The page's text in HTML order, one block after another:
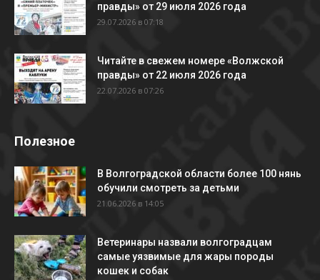
правды» от 29 июля 2026 года
29.07.2026 в 07:18
Читайте в свежем номере «Волжской
правды» от 22 июля 2026 года
22.07.2026 в 07:26
Полезное
В Волгоградской области более 100 нянь
обучили смотреть за детьми
21.06.2026 в 14:05
Ветеринары назвали волгоградцам
самые уязвимые для жары породы
кошек и собак